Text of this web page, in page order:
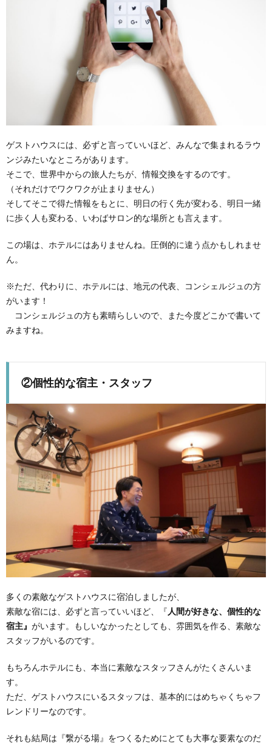
ゲストハウスには、必ずと言っていいほど、みんなで集まれるラウ
ンジみたいなところがあります。
そこで、世界中からの旅人たちが、情報交換をするのです。
（それだけでワクワクが止まりません）
そしてそこで得た情報をもとに、明日の行く先が変わる、明日一緒
に歩く人も変わる、いわばサロン的な場所とも言えます。
この場は、ホテルにはありませんね。圧倒的に違う点かもしれませ
ん。
※ただ、代わりに、ホテルには、地元の代表、コンシェルジュの方
がいます！
コンシェルジュの方も素晴らしいので、また今度どこかで書いて
みますね。
②個性的な宿主・スタッフ
多くの素敵なゲストハウスに宿泊しましたが、
素敵な宿には、必ずと言っていいほど、『 人間が好きな、個性的な
宿主』 がいます。もしいなかったとしても、雰囲気を作る、素敵な
スタッフがいるのです。
もちろんホテルにも、本当に素敵なスタッフさんがたくさんいま
す。
ただ、ゲストハウスにいるスタッフは、基本的にはめちゃくちゃフ
レンドリーなのです。
それも結局は『繋がる場』をつくるためにとても大事な要素なのだ